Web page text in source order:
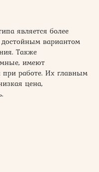
является более
вариантом
Также
имеют
работе. Их главным
цена,